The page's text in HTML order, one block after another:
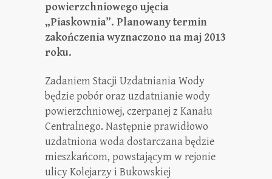
powierzchniowego ujęcia
„Piaskownia”. Planowany termin
zakończenia wyznaczono na maj 2013
roku.
Zadaniem Stacji Uzdatniania Wody
będzie pobór oraz uzdatnianie wody
powierzchniowej, czerpanej z Kanału
Centralnego. Następnie prawidłowo
uzdatniona woda dostarczana będzie
mieszkańcom, powstającym w rejonie
ulicy Kolejarzy i Bukowskiej